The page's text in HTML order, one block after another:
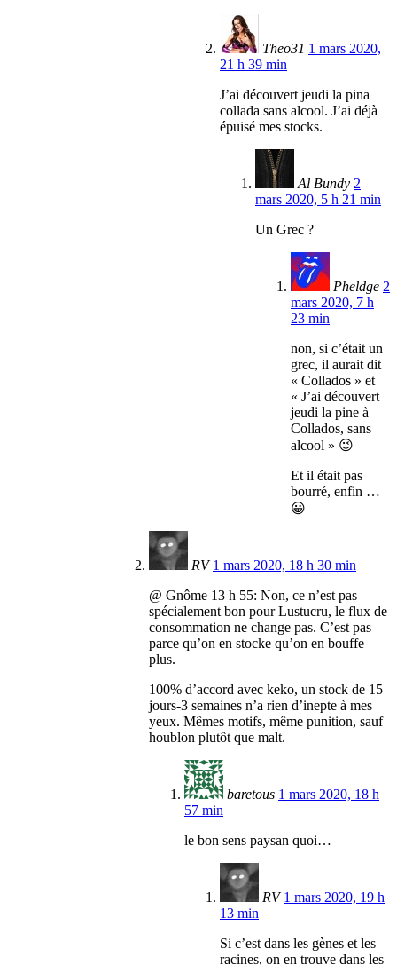
Theo31 1 mars 2020,
21 h 39 min
J’ai découvert jeudi la pina
collada sans alcool. J’ai déjà
épuisé mes stocks.
Al Bundy 2
mars 2020, 5 h 21 min
Un Grec ?
Pheldge 2
mars 2020, 7 h
23 min
non, si c’était un
grec, il aurait dit
« Collados » et
« J’ai découvert
jeudi la pine à
Collados, sans
alcool » 😉
Et il était pas
bourré, enfin …
😀
RV 1 mars 2020, 18 h 30 min
@ Gnôme 13 h 55: Non, ce n’est pas
spécialement bon pour Lustucru, le flux de
consommation ne change pas. C’est pas
parce qu’on en stocke qu’on en bouffe
plus.
100% d’accord avec keko, un stock de 15
jours-3 semaines n’a rien d’inepte à mes
yeux. Mêmes motifs, même punition, sauf
houblon plutôt que malt.
baretous 1 mars 2020, 18 h
57 min
le bon sens paysan quoi…
RV 1 mars 2020, 19 h
13 min
Si c’est dans les gènes et les
racines, on en trouve dans les